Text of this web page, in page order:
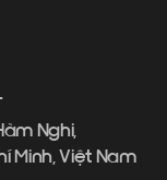
Nghi,
Minh, Việt Nam